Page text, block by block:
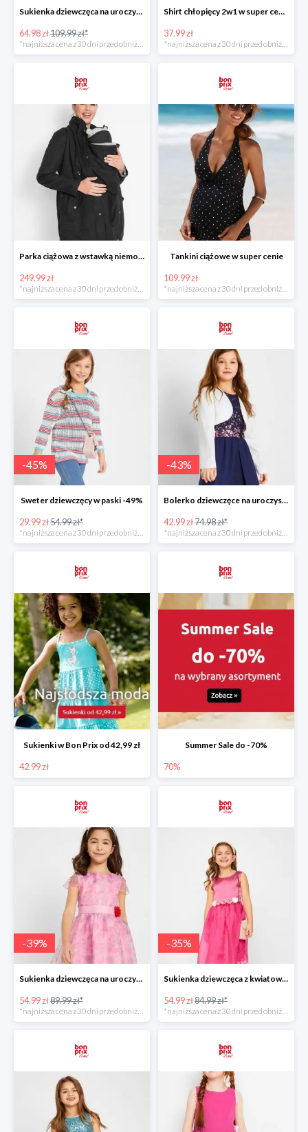
Sukienka dziewczęca na uroczyste okazje z falbanami -40%
64.98 zł109.99 zł*
*najniższa cena z 30 dni przed obniżką
Shirt chłopięcy 2w1 w super cenie
37.99 zł
*najniższa cena z 30 dni przed obniżką
Parka ciążowa z wstawką niemowlęcą na nosidełko w super cenie
249.99 zł
Tankini ciążowe w super cenie
109.99 zł
-45%
Sweter dziewczęcy w paski -49%
29.99 zł54.99 zł*
*najniższa cena z 30 dni przed obniżką
-43%
Bolerko dziewczęce na uroczyste okazje -49%
42.99 zł74.98 zł*
*najniższa cena z 30 dni przed obniżką
Sukienki w Bon Prix od 42,99 zł
42.99 zł
Summer Sale do -70%
70%
-39%
Sukienka dziewczęca na uroczyste okazje z kwiatowym nadrukiem -38%
54.99 zł89.99 zł*
*najniższa cena z 30 dni przed obniżką
-35%
Sukienka dziewczęca z kwiatową aplikacją -35%
54.99 zł84.99 zł*
*najniższa cena z 30 dni przed obniżką